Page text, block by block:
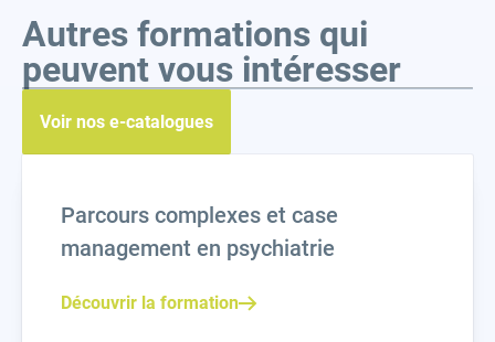
Autres formations qui
peuvent vous intéresser
Voir nos e-catalogues
Parcours complexes et case
management en psychiatrie
Découvrir la formation